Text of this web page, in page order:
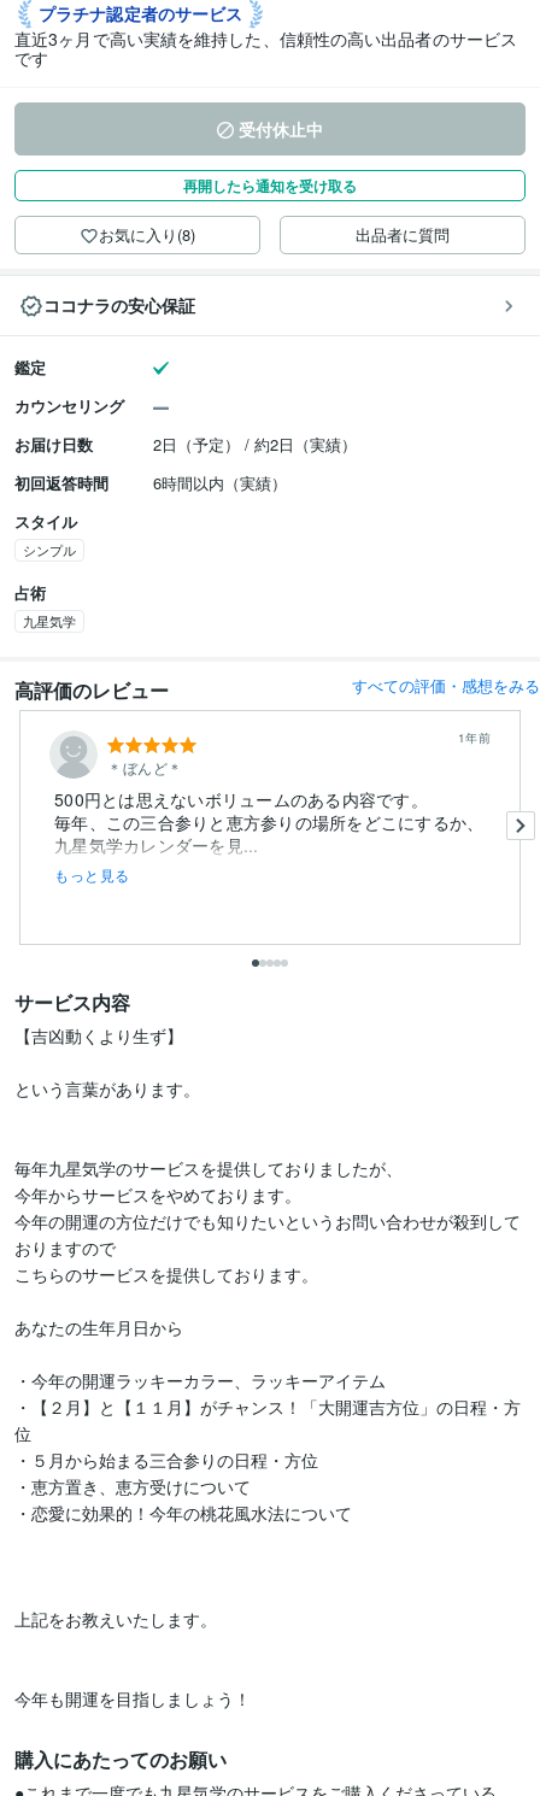
プラチナ認定者のサービス
直近3ヶ月で高い実績を維持した、信頼性の高い出品者のサービス
です
受付休止中
再開したら通知を受け取る
お気に入り(8) 出品者に質問
ココナラの安心保証
鑑定
カウンセリング
お届け日数
2日（予定） / 約2日（実績）
初回返答時間
6時間以内（実績）
スタイル
シンプル
占術
九星気学
高評価のレビュー すべての評価・感想をみる
＊ぼんど＊
1年前
500円とは思えないボリュームのある内容です。
毎年、この三合参りと恵方参りの場所をどこにするか、
九星気学カレンダーを見...
もっと見る
サービス内容
【吉凶動くより生ず】
という言葉があります。
毎年九星気学のサービスを提供しておりましたが、
今年からサービスをやめております。
今年の開運の方位だけでも知りたいというお問い合わせが殺到して
おりますので
こちらのサービスを提供しております。
あなたの生年月日から
・今年の開運ラッキーカラー、ラッキーアイテム
・【２月】と【１１月】がチャンス！「大開運吉方位」の日程・方
位
・５月から始まる三合参りの日程・方位
・恵方置き、恵方受けについて
・恋愛に効果的！今年の桃花風水法について
上記をお教えいたします。
今年も開運を目指しましょう！
購入にあたってのお願い